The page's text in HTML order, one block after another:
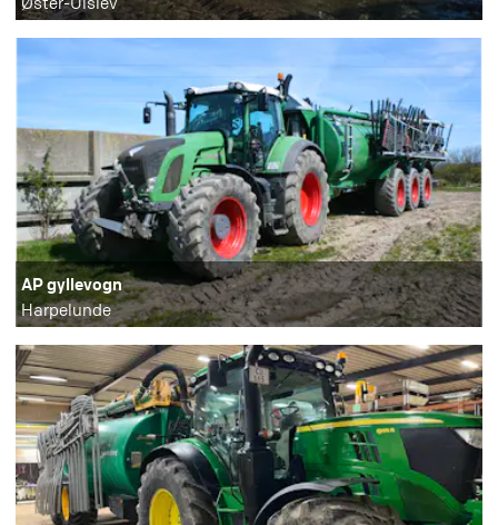
AP gyllevogn
Harpelunde